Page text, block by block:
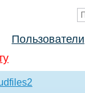
Пользователи